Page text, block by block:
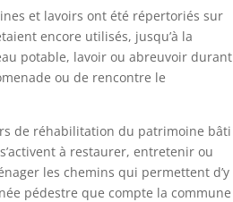
et lavoirs ont été répertoriés sur
encore utilisés, jusqu’à la
potable, lavoir ou abreuvoir durant
ou de rencontre le
de réhabilitation du patrimoine bâti
à restaurer, entretenir ou
les chemins qui permettent d’y
pédestre que compte la commune